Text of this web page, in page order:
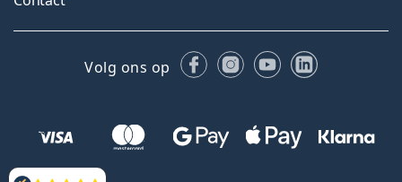
Volg ons op FacebookInstagram
YouTubeLinkedIn